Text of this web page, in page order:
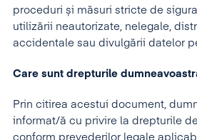
proceduri și măsuri stricte de
utilizării neautorizate, nelegale,
accidentale sau divulgării datelor
Care sunt drepturile
Prin citirea acestui document,
informat/ă cu privire la drepturile
conform prevederilor legale